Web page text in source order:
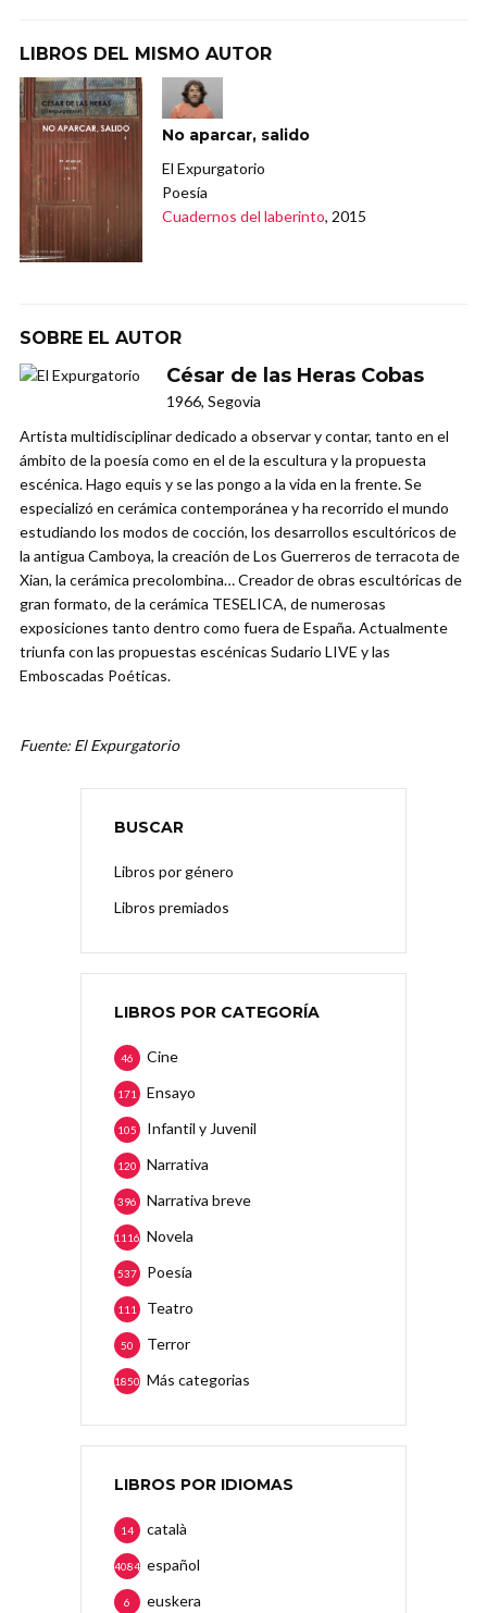
LIBROS DEL MISMO AUTOR
No aparcar, salido
El Expurgatorio
Poesía
Cuadernos del laberinto, 2015
SOBRE EL AUTOR
César de las Heras Cobas
1966, Segovia
Artista multidisciplinar dedicado a observar y contar, tanto en el
ámbito de la poesía como en el de la escultura y la propuesta
escénica. Hago equis y se las pongo a la vida en la frente. Se
especializó en cerámica contemporánea y ha recorrido el mundo
estudiando los modos de cocción, los desarrollos escultóricos de
la antigua Camboya, la creación de Los Guerreros de terracota de
Xian, la cerámica precolombina… Creador de obras escultóricas de
gran formato, de la cerámica TESELICA, de numerosas
exposiciones tanto dentro como fuera de España. Actualmente
triunfa con las propuestas escénicas Sudario LIVE y las
Emboscadas Poéticas.
Fuente: El Expurgatorio
BUSCAR
Libros por género
Libros premiados
LIBROS POR CATEGORÍA
Cine
46
Ensayo
171
Infantil y Juvenil
105
Narrativa
120
Narrativa breve
396
Novela
1116
Poesía
537
Teatro
111
Terror
50
Más categorias
1850
LIBROS POR IDIOMAS
català
14
español
4084
euskera
6